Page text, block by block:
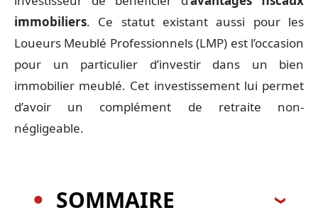
immobiliers. Ce statut existant aussi pour les
Loueurs Meublé Professionnels (LMP) est l’occasion
pour un particulier d’investir dans un bien
immobilier meublé. Cet investissement lui permet
d’avoir un complément de retraite non-
négligeable.
SOMMAIRE